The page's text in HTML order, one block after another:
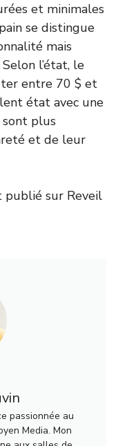
et minimales
se distingue
mais
l’état, le
entre 70 $ et
état avec une
plus
et de leur
sur Reveil
passionnée au
Media. Mon